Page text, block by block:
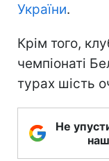
України.
Крім того,
чемпіонаті
турах шість
Не